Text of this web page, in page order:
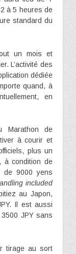
à 5 heures de
standard du
un mois et
L’activité des
dédiée
quand, à
en
Marathon de
à courir et
plus un
à condition de
de 9000 yens
included
au Japon,
Il est aussi
JPY sans
tirage au sort